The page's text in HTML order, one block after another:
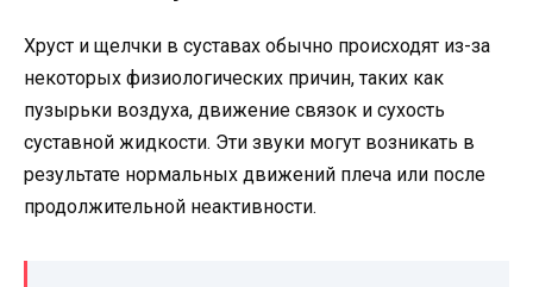
Хруст и щелчки в суставах обычно происходят из-за
некоторых физиологических причин, таких как
пузырьки воздуха, движение связок и сухость
суставной жидкости. Эти звуки могут возникать в
результате нормальных движений плеча или после
продолжительной неактивности.